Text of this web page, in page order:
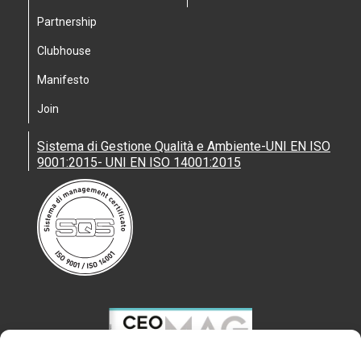
Partnership
Clubhouse
Manifesto
Join
Sistema di Gestione Qualità e Ambiente-UNI EN ISO
9001:2015- UNI EN ISO 14001:2015